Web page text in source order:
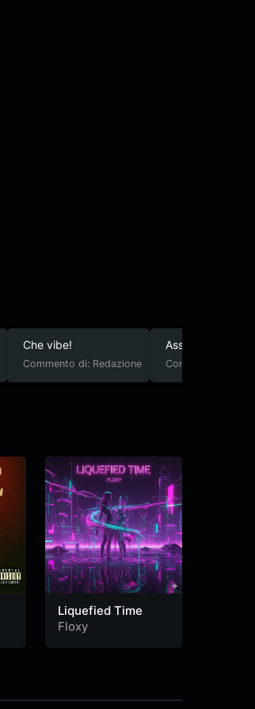
Che vibe!
Commento di: Redazione
Assurdo
Commento di:
Liquefied Time
Floxy